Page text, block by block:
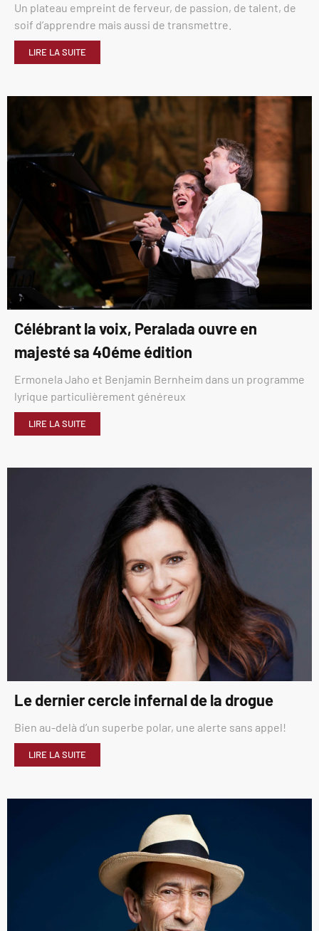
Un plateau empreint de ferveur, de passion, de talent, de
soif d’apprendre mais aussi de transmettre.
LIRE LA SUITE
Célébrant la voix, Peralada ouvre en
majesté sa 40éme édition
Ermonela Jaho et Benjamin Bernheim dans un programme
lyrique particulièrement généreux
LIRE LA SUITE
Le dernier cercle infernal de la drogue
Bien au-delà d’un superbe polar, une alerte sans appel!
LIRE LA SUITE